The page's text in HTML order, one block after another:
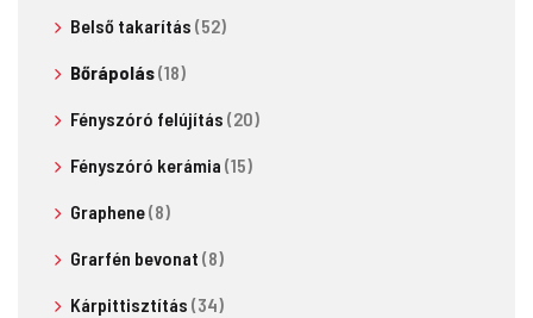
Belső takarítás (52)
Bőrápolás(18)
Fényszóró felújítás (20)
Fényszóró kerámia (15)
Graphene(8)
Grarfén bevonat (8)
Kárpittisztítás (34)